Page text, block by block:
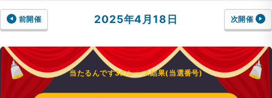
前開催 2025年4月18日 次開催
当たるんです3のレース結果(当選番号)